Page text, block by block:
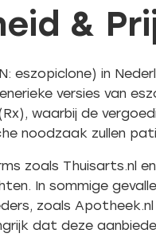
&
eszopiclone) in
versies van
waarbij de
noodzaak zullen
zoals Thuisarts.nl
In sommige
zoals
dat deze